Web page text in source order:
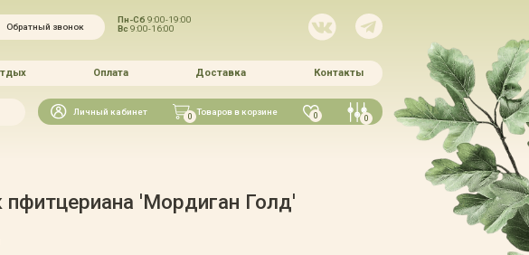
Обратный звонок
Пн-Сб9:00-19:00
Вс9:00-16:00
Оплата Доставка Контакты
Искать
Личный кабинет 0 Товаров в корзине 0 0
'Мордиган Голд'